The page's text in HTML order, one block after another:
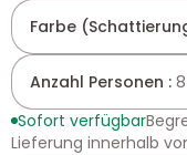
Farbe
Anzahl Personen :
Sofort verfügbar
Lieferung innerhalb